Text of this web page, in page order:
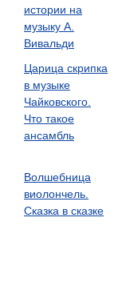
истории на
музыку А.
Вивальди
Царица скрипка
в музыке
Чайковского.
Что такое
ансамбль
Волшебница
виолончель.
Сказка в сказке